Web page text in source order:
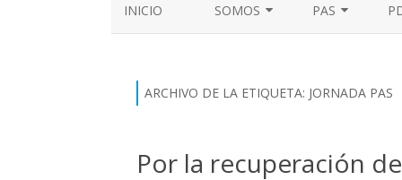
INICIO SOMOS PAS
MESA DE PAS
ARCHIVO DE LA ETIQUETA: JORNADA PAS
Por la recuperación